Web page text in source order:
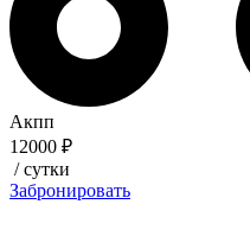
Акпп
12000 ₽
/ сутки
Забронировать